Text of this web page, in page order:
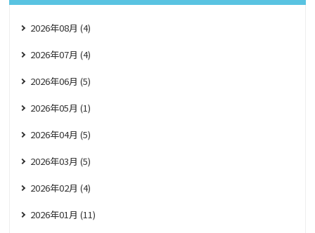
2026年08月 (4)
2026年07月 (4)
2026年06月 (5)
2026年05月 (1)
2026年04月 (5)
2026年03月 (5)
2026年02月 (4)
2026年01月 (11)